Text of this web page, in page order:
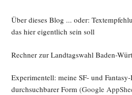
Über dieses Blog ... oder:
das hier eigentlich sein soll
Rechner zur Landtagswahl Baden-
Experimentell: meine SF- und
durchsuchbarer Form(Google